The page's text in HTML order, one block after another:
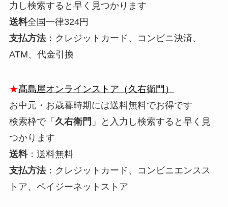
力し検索すると早く見つかります
送料全国一律324円
支払方法：クレジットカード、コンビニ決済、
ATM、代金引換
★髙島屋オンラインストア（久右衛門）
お中元・お歳暮時期には送料無料でお得です
検索枠で「 久右衛門 」と入力し検索すると早く見
つかります
送料：送料無料
支払方法：クレジットカード、コンビニエンスス
トア、ペイジーネットストア